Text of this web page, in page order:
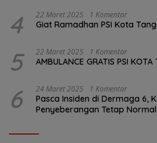
4 22 Maret 2025 1 Komentar
Giat Ramadhan PSI Kota
5 22 Maret 2025 1 Komentar
AMBULANCE GRATIS PSI KOTA
6 24 Maret 2025 1 Komentar
Pasca Insiden di Dermaga 6,
Penyeberangan Tetap Normal